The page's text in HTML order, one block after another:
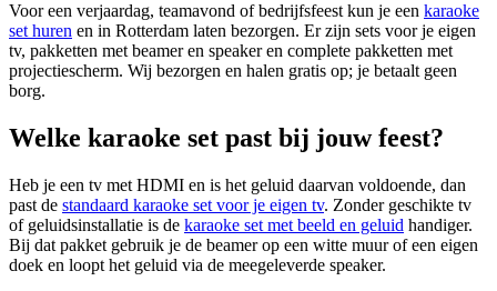
Voor een verjaardag, teamavond of bedrijfsfeest kun je een karaoke
set huren en in Rotterdam laten bezorgen. Er zijn sets voor je eigen
tv, pakketten met beamer en speaker en complete pakketten met
projectiescherm. Wij bezorgen en halen gratis op; je betaalt geen
borg.
Welke karaoke set past bij jouw feest?
Heb je een tv met HDMI en is het geluid daarvan voldoende, dan
past de standaard karaoke set voor je eigen tv. Zonder geschikte tv
of geluidsinstallatie is de karaoke set met beeld en geluid handiger.
Bij dat pakket gebruik je de beamer op een witte muur of een eigen
doek en loopt het geluid via de meegeleverde speaker.